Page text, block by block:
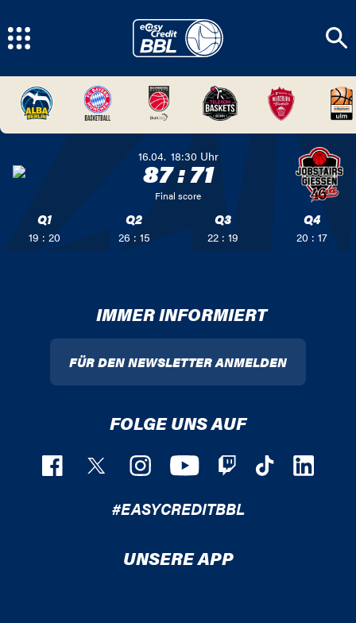
16.04. 18:30 Uhr
87:71
Final score
Q1
19 : 20
Q2
26 : 15
Q3
22 : 19
Q4
20 : 17
IMMER INFORMIERT
FÜR DEN NEWSLETTER ANMELDEN
FOLGE UNS AUF
#EASYCREDITBBL
UNSERE APP